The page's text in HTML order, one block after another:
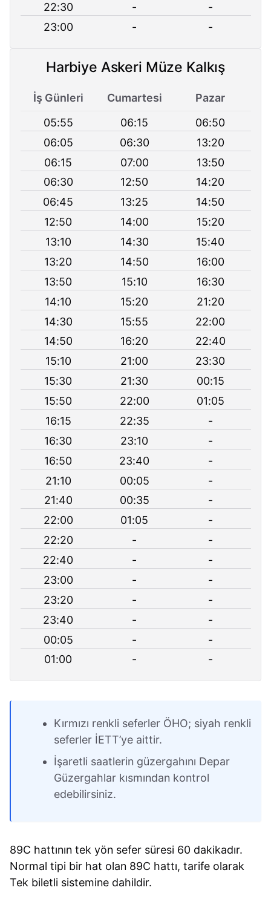
22:30
-
-
23:00
- -
Harbiye Askeri Müze Kalkış
İş Günleri Cumartesi
Pazar
05:55
06:15
06:50
06:05
06:30
13:20
06:15
07:00
13:50
06:30
12:50
14:20
06:45
13:25
14:50
12:50
14:00
15:20
13:10
14:30
15:40
13:20
14:50
16:00
13:50
15:10
16:30
14:10
15:20
21:20
14:30
15:55
22:00
14:50
16:20
22:40
15:10
21:00
23:30
15:30
21:30
00:15
15:50
22:00
01:05
16:15
22:35
-
16:30
23:10
-
16:50
23:40
-
21:10
00:05
-
21:40
00:35
-
22:00
01:05
-
22:20
-
-
22:40
-
-
23:00
-
-
23:20
-
-
23:40
-
-
00:05
-
-
01:00
- -
Kırmızı renkli seferler ÖHO; siyah renkli
seferler İETT’ye aittir.
İşaretli saatlerin güzergahını Depar
Güzergahlar kısmından kontrol
edebilirsiniz.
89C hattının tek yön sefer süresi 60 dakikadır.
Normal tipi bir hat olan 89C hattı, tarife olarak
Tek biletli sistemine dahildir.